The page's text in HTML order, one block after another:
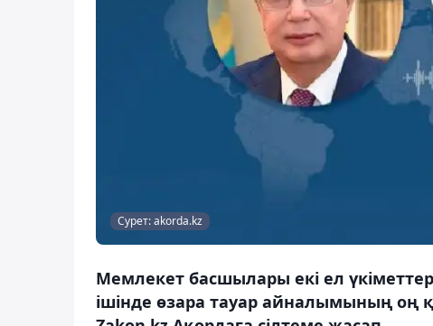
Сурет: akorda.kz
Мемлекет басшылары екі ел
ішінде өзара тауар айналымының оң